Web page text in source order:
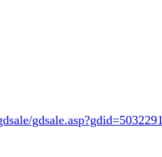
gdsale.asp?gdid=5032291